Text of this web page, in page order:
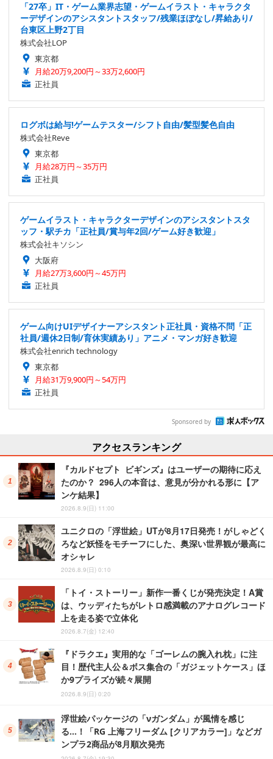
「27卒」IT・ゲーム業界志望・ゲームイラスト・キャラクタ
ーデザインのアシスタントスタッフ/残業ほぼなし/昇給あり/
台東区上野2丁目
株式会社LOP
東京都
月給20万9,200円～33万2,600円
正社員
ログボは給与!ゲームテスター/シフト自由/髪型髪色自由
株式会社Reve
東京都
月給28万円～35万円
正社員
ゲームイラスト・キャラクターデザインのアシスタントスタ
ッフ・駅チカ「正社員/賞与年2回/ゲーム好き歓迎」
株式会社キソシン
大阪府
月給27万3,600円～45万円
正社員
ゲーム向けUIデザイナーアシスタント正社員・資格不問「正
社員/週休2日制/育休実績あり」アニメ・マンガ好き歓迎
株式会社enrich technology
東京都
月給31万9,900円～54万円
正社員
Sponsored by
アクセスランキング
『カルドセプト ビギンズ』はユーザーの期待に応え
たのか？ 296人の本音は、意見が分かれる形に【ア
ンケ結果】
2026.8.9(日) 11:00
ユニクロの「浮世絵」UTが8月17日発売！がしゃどく
ろなど妖怪をモチーフにした、奥深い世界観が最高に
オシャレ
2026.8.9(日) 0:10
「トイ・ストーリー」新作一番くじが発売決定！A賞
は、ウッディたちがレトロ感満載のアナログレコード
上を走る姿で立体化
2026.8.7(金) 12:40
『ドラクエ』実用的な「ゴーレムの腕入れ枕」に注
目！歴代主人公＆ボス集合の「ガジェットケース」ほ
か9プライズが続々展開
2026.8.9(日) 0:20
浮世絵パッケージの「νガンダム」が風情を感じ
る…！「RG 上海フリーダム [クリアカラー]」などガ
ンプラ2商品が8月順次発売